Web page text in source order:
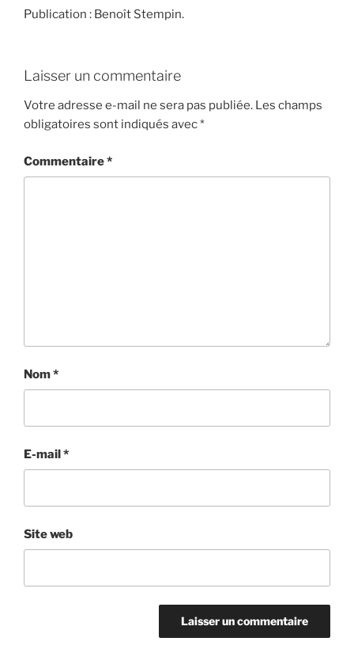
Publication : Benoît Stempin.
Laisser un commentaire
Votre adresse e-mail ne sera pas publiée. Les champs
obligatoires sont indiqués avec*
Commentaire*
Nom*
E-mail*
Site web